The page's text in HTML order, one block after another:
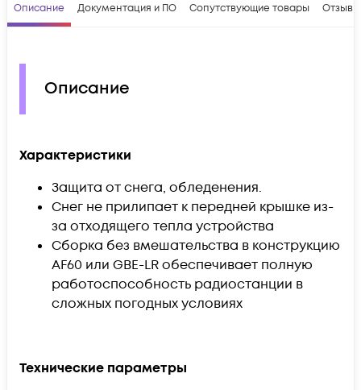
Описание Документация и ПО Сопутствующие товары Отзывы
Описание
Характеристики
Защита от снега, обледенения.
Снег не прилипает к передней крышке из-
за отходящего тепла устройства
Сборка без вмешательства в конструкцию
AF60 или GBE-LR обеспечивает полную
работоспособность радиостанции в
сложных погодных условиях
Технические параметры